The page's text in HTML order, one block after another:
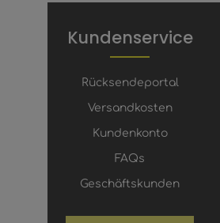
Kundenservice
Rücksendeportal
Versandkosten
Kundenkonto
FAQs
Geschäftskunden